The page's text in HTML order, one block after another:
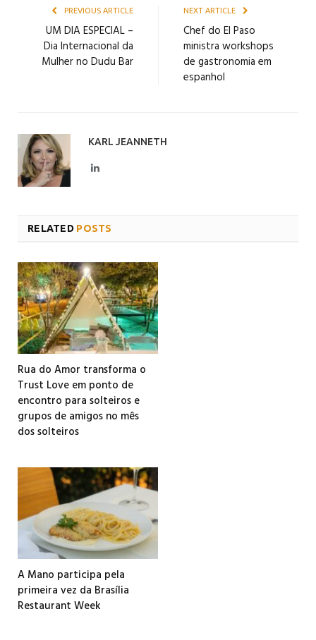
PREVIOUS ARTICLE
UM DIA ESPECIAL –
Dia Internacional da
Mulher no Dudu Bar
NEXT ARTICLE
Chef do El Paso
ministra workshops
de gastronomia em
espanhol
KARL JEANNETH
LinkedIn
RELATED POSTS
Rua do Amor transforma o
Trust Love em ponto de
encontro para solteiros e
grupos de amigos no mês
dos solteiros
A Mano participa pela
primeira vez da Brasília
Restaurant Week